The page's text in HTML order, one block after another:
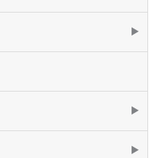
▶
▶
▶